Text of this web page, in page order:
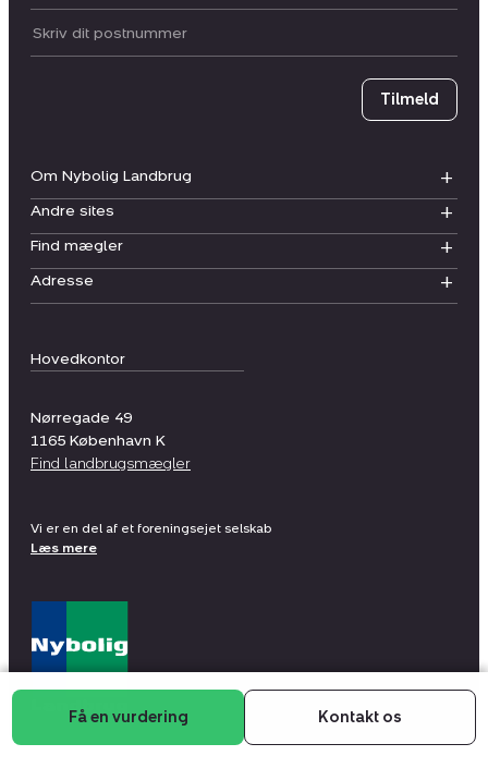
Få en vurdering Kontakt os
Hovedkontor
Nørregade 49
1165 København K
Find landbrugsmægler
Om Nybolig Landbrug
Andre sites
Find mægler
Adresse
Postnummer
Tilmeld
Vi er en del af et foreningsejet selskab
Læs mere